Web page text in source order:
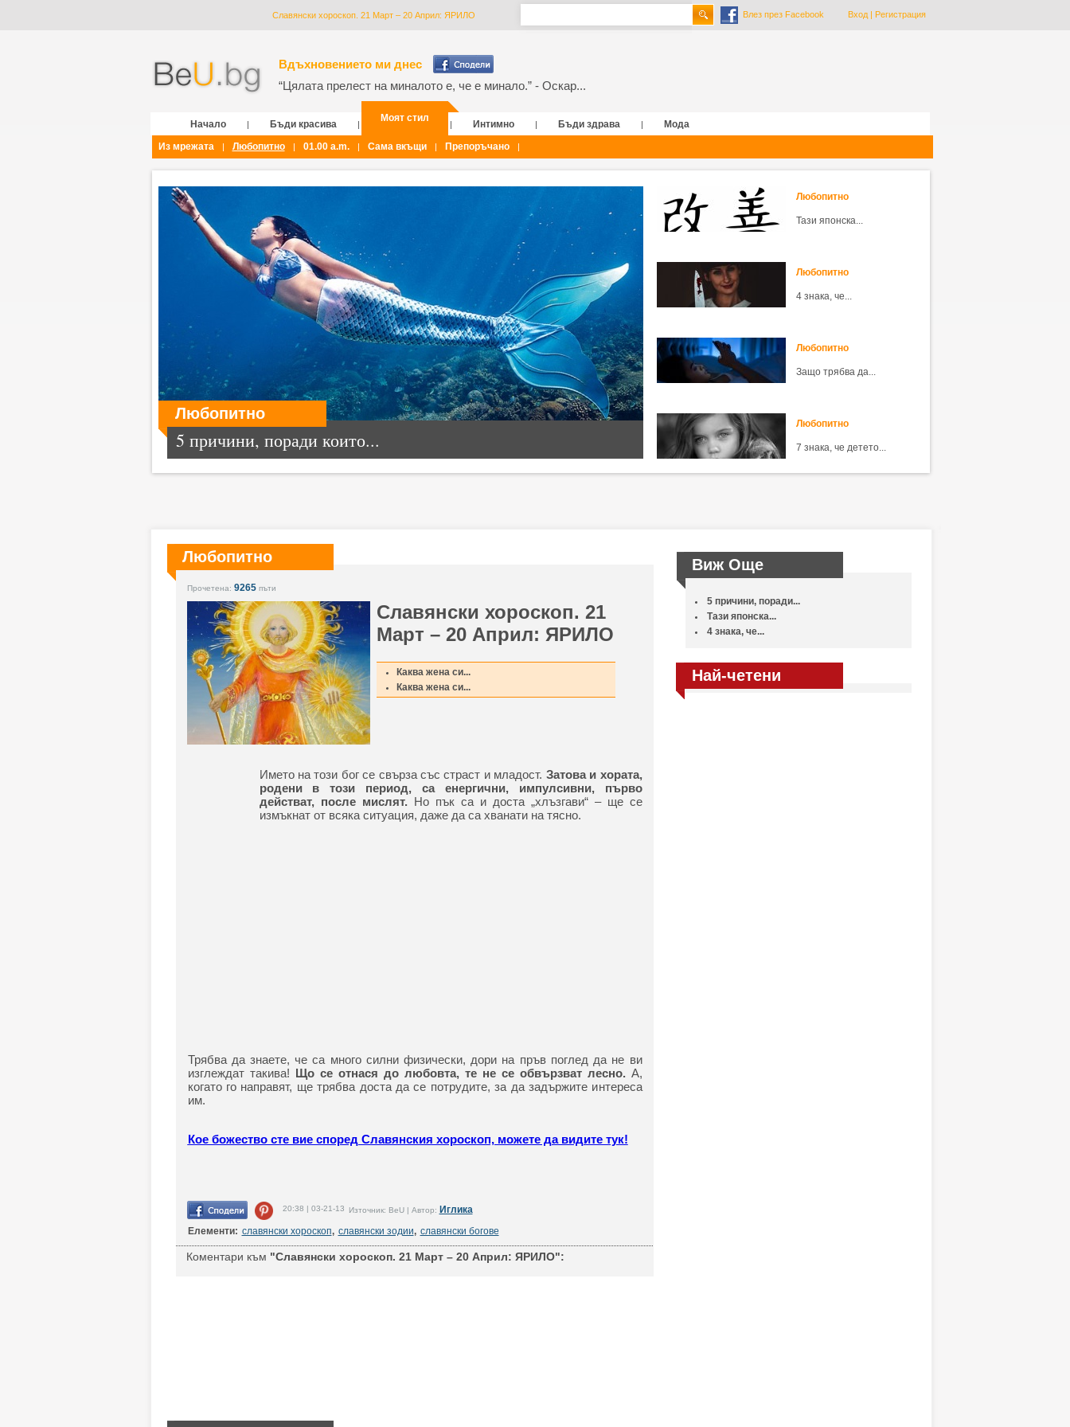
Славянски хороскоп. 21 Март – 20 Април: ЯРИЛО Влез през Facebook Вход| Регистрация
Вдъхновението ми днес
“Цялата прелест на миналото е, че е минало.” - Оскар...
Начало | Бъди красива |
Моят стил
| Интимно | Бъди здрава |
Мода
Из мрежата
| Любопитно | 01.00 a.m. | Сама вкъщи | Препоръчано |
Любопитно
5 причини, поради които...
Любопитно
Тази японска...
Любопитно
4 знака, че...
Любопитно
Защо трябва да...
Любопитно
7 знака, че детето...
Любопитно
Прочетена: 9265пъти
Славянски хороскоп. 21
Март – 20 Април: ЯРИЛО
Каква жена си...
Каква жена си...
Името на този бог се свърза със страст и младост. Затова и хората,
родени в този период, са енергични, импулсивни, първо
действат, после мислят. Но пък са и доста „хлъзгави“ – ще се
измъкнат от всяка ситуация, даже да са хванати на тясно.
Трябва да знаете, че са много силни физически, дори на пръв поглед да не ви
изглеждат такива! Що се отнася до любовта, те не се обвързват лесно. А,
когато го направят, ще трябва доста да се потрудите, за да задържите интереса
им.
Кое божество сте вие според Славянския хороскоп, можете да видите тук!
20:38 | 03-21-13 Източник: BeU | Автор: Иглика
Елементи: славянски хороскоп, славянски зодии, славянски богове
Коментари към "Славянски хороскоп. 21 Март – 20 Април: ЯРИЛО":
Виж Още
5 причини, поради...
Тази японска...
4 знака, че...
Най-четени